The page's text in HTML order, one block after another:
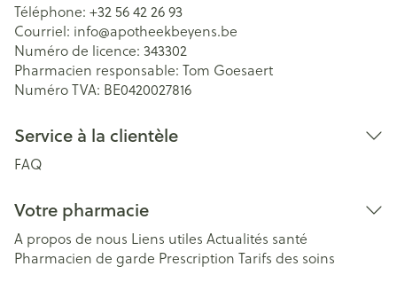
Téléphone: +32 56 42 26 93
Courriel: info@apotheekbeyens.be
Numéro de licence: 343302
Pharmacien responsable: Tom Goesaert
Numéro TVA: BE0420027816
Service à la clientèle
FAQ
Votre pharmacie
A propos de nous Liens utiles Actualités santé
Pharmacien de garde Prescription Tarifs des soins